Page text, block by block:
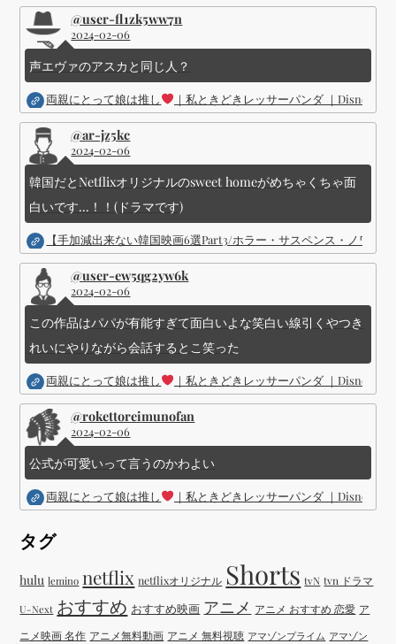
@user-fl1zk5ww7n
2024-02-06
声エヴァのアスカと同じ人？
両親にとって娘は推し ｜私ときどきレッサーパンダ ｜Disney (
@ar-jz5kc
2024-02-06
韓国だとNetflixオリジナルのsweet homeがめちゃくちゃ面
白いです...！！(ドラマです)
【手加減出来ない韓国映画6選Part3/ホラー・サスペンス・ノワー
@user-ew5qg2yw6k
2024-02-06
この作品はパパが有能すぎて面白いよな笑白い線引くやつき
れいにやりながら会話するとこ笑った
両親にとって娘は推し ｜私ときどきレッサーパンダ ｜Disney (
@rokettoreimunofan
2024-02-06
公式が可愛いって言うのかわよい
両親にとって娘は推し ｜私ときどきレッサーパンダ ｜Disney (
タグ
hulu lemino netflix netflixオリジナル Shorts tvN tvn ドラマ
U-Next おすすめ おすすめ映画 アニメ アニメ おすすめ 恋愛 ア
ニメ映画 名作 アニメ無料動画 アニメ 無料視聴 アマゾンプライム アマゾン